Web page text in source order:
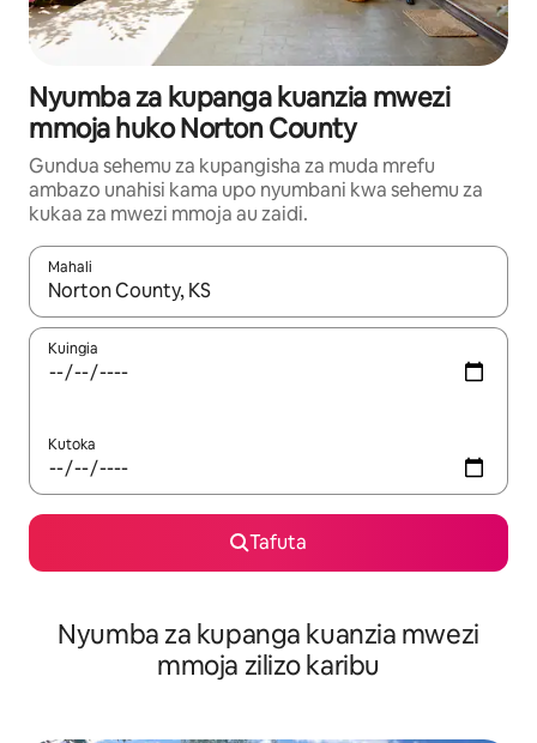
Nyumba za kupanga kuanzia mwezi
mmoja huko Norton County
Gundua sehemu za kupangisha za muda mrefu
ambazo unahisi kama upo nyumbani kwa sehemu za
kukaa za mwezi mmoja au zaidi.
Mahali
Wakati matokeo yanapatikana, vinjari kwa kutumia vitufe vya
Kuingia
Kutoka
Tafuta
Nyumba za kupanga kuanzia mwezi
mmoja zilizo karibu